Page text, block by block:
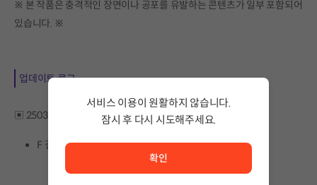
※ 본 작품은 충격적인 장면이나 공포를 유발하는 콘텐츠가 일부 포함되어
있습니다. ※
업데이트 로그
▣ 250318 업데이트
F 결과를 받을 시 도전과제 달성이 안되는 문제 수정
서비스 이용이 원활하지 않습니다.
잠시 후 다시 시도해주세요.
확인